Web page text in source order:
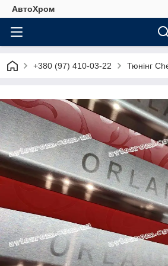
АвтоХром
+380 (97) 410-03-22 Тюнінг